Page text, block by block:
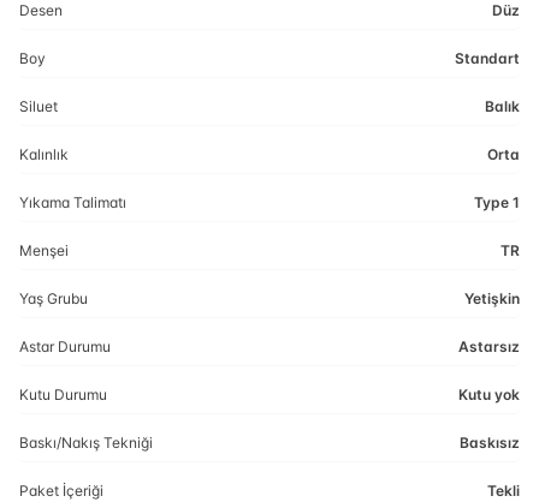
Desen Düz
Boy Standart
Siluet Balık
Kalınlık Orta
Yıkama Talimatı Type 1
Menşei TR
Yaş Grubu Yetişkin
Astar Durumu Astarsız
Kutu Durumu Kutu yok
Baskı/Nakış Tekniği Baskısız
Paket İçeriği Tekli